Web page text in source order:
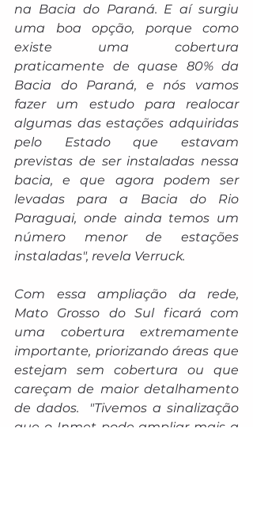
na Bacia do Paraná. E aí surgiu
uma boa opção, porque como
existe uma cobertura
praticamente de quase 80% da
Bacia do Paraná, e nós vamos
fazer um estudo para realocar
algumas das estações adquiridas
pelo Estado que estavam
previstas de ser instaladas nessa
bacia, e que agora podem ser
levadas para a Bacia do Rio
Paraguai, onde ainda temos um
número menor de estações
instaladas", revela Verruck.
Com essa ampliação da rede,
Mato Grosso do Sul ficará com
uma cobertura extremamente
importante, priorizando áreas que
estejam sem cobertura ou que
careçam de maior detalhamento
de dados.  "Tivemos a sinalização
que o Inmet pode ampliar mais a